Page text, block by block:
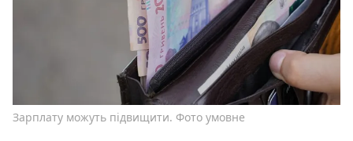
Зарплату можуть підвищити. Фото умовне